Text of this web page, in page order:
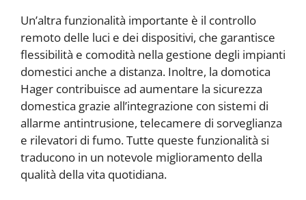
Un’altra funzionalità importante è il controllo
remoto delle luci e dei dispositivi, che garantisce
flessibilità e comodità nella gestione degli impianti
domestici anche a distanza. Inoltre, la domotica
Hager contribuisce ad aumentare la sicurezza
domestica grazie all’integrazione con sistemi di
allarme antintrusione, telecamere di sorveglianza
e rilevatori di fumo. Tutte queste funzionalità si
traducono in un notevole miglioramento della
qualità della vita quotidiana.